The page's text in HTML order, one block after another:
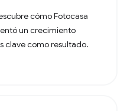
cómo Fotocasa
un crecimiento
clave como resultado.